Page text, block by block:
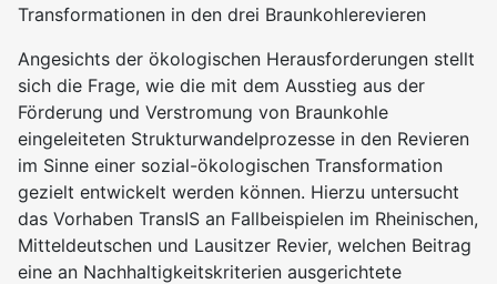
Transformationen in den drei Braunkohlerevieren
Angesichts der ökologischen Herausforderungen stellt
sich die Frage, wie die mit dem Ausstieg aus der
Förderung und Verstromung von Braunkohle
eingeleiteten Strukturwandelprozesse in den Revieren
im Sinne einer sozial-ökologischen Transformation
gezielt entwickelt werden können. Hierzu untersucht
das Vorhaben TransIS an Fallbeispielen im Rheinischen,
Mitteldeutschen und Lausitzer Revier, welchen Beitrag
eine an Nachhaltigkeitskriterien ausgerichtete